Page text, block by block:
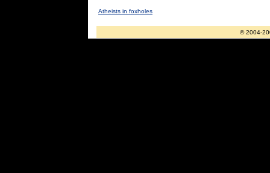
Atheists in foxholes
© 2004-